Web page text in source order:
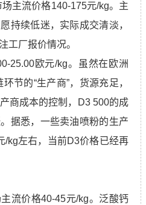
场主流价格140-175元/kg。主
持续低迷，实际成交清淡，
工厂报价情况。
25.00欧元/kg。虽然在欧洲
节的“生产商”，货源充足，
商成本的控制，D3 500的成
据悉，一些卖油喷粉的生产
/kg左右，当前D3价格已经再
流价格40-45元/kg。泛酸钙